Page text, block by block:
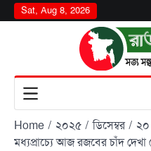
Skip
to
Sat, Aug 8, 2026
Home ২০২৫ ডিসেম্বর
২০
মধ্যপ্রাচ্যে আজ রজবের চাঁদ